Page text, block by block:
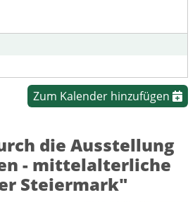
Zum Kalender hinzufügen
die Ausstellung
- mittelalterliche
Steiermark"